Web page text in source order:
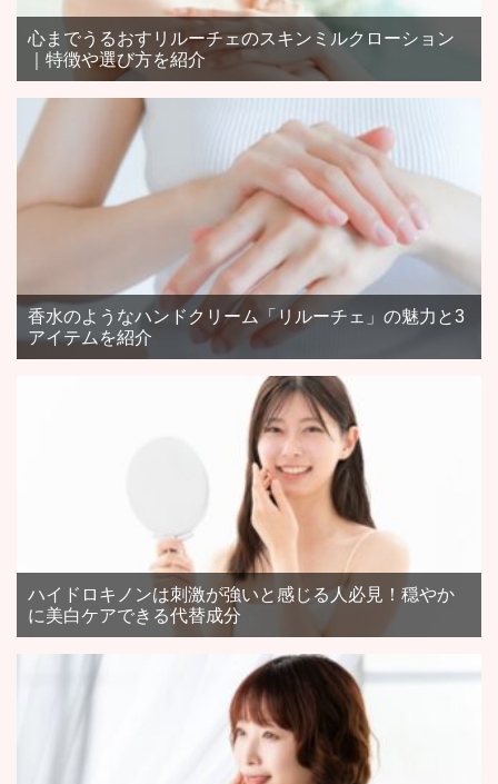
心までうるおすリルーチェのスキンミルクローション
｜特徴や選び方を紹介
香水のようなハンドクリーム「リルーチェ」の魅力と3
アイテムを紹介
ハイドロキノンは刺激が強いと感じる人必見！穏やか
に美白ケアできる代替成分